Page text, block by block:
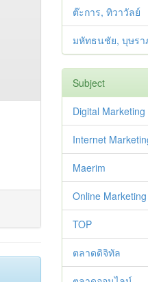
ต๊ะการ, ทิวาวัลย์
มหัทธนชัย, บุษร
Subject
Digital Marketing
Internet
Maerim
Online Marketing
TOP
ตลาดดิจิทัล